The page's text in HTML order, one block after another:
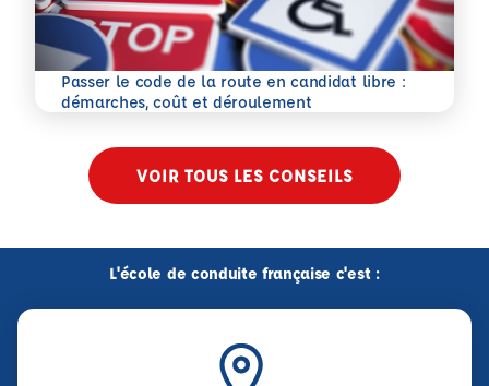
Passer le code de la route en candidat libre :
démarches, coût et déroulement
En savoir plus
VOIR TOUS LES CONSEILS
L'école de conduite française c'est :